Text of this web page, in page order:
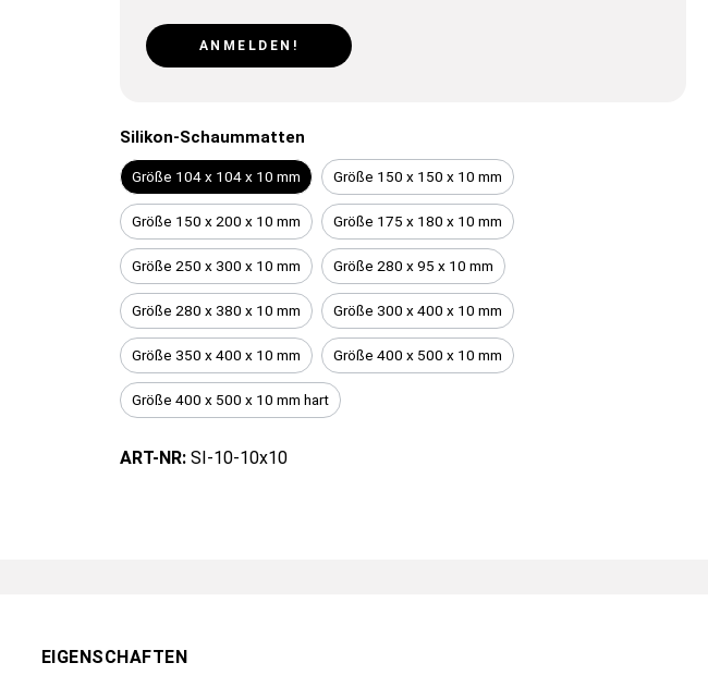
ANMELDEN!
Silikon-Schaummatten
Größe 104 x 104 x 10 mm Größe 150 x 150 x 10 mm
Größe 150 x 200 x 10 mm Größe 175 x 180 x 10 mm
Größe 250 x 300 x 10 mm Größe 280 x 95 x 10 mm
Größe 280 x 380 x 10 mm Größe 300 x 400 x 10 mm
Größe 350 x 400 x 10 mm Größe 400 x 500 x 10 mm
Größe 400 x 500 x 10 mm hart
ART-NR: SI-10-10x10
EIGENSCHAFTEN